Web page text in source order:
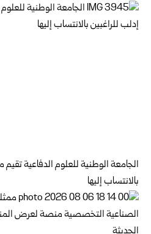
الجامعة الوطنية للعلوم الدفاعية تقيم
بالانتساب إليها